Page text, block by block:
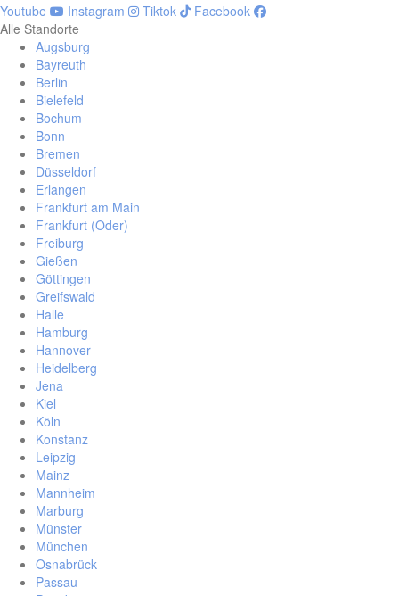
Youtube
Instagram Tiktok
Facebook
Alle Standorte
Augsburg
Bayreuth
Berlin
Bielefeld
Bochum
Bonn
Bremen
Düsseldorf
Erlangen
Frankfurt am Main
Frankfurt (Oder)
Freiburg
Gießen
Göttingen
Greifswald
Halle
Hamburg
Hannover
Heidelberg
Jena
Kiel
Köln
Konstanz
Leipzig
Mainz
Mannheim
Marburg
Münster
München
Osnabrück
Passau